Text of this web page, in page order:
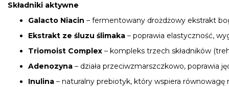
Składniki aktywne
Galacto Niacin – fermentowany drożdżowy ekstrakt
Ekstrakt ze śluzu ślimaka – poprawia elastyczność,
Triomoist Complex – kompleks trzech składników
Adenozyna – działa przeciwzmarszczkowo, poprawia
Inulina – naturalny prebiotyk, który wspiera równowagę